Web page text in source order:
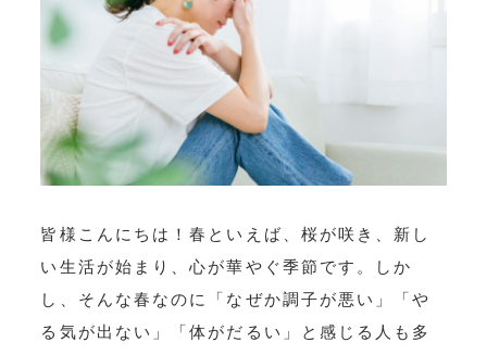
皆様こんにちは！春といえば、桜が咲き、新し
い生活が始まり、心が華やぐ季節です。しか
し、そんな春なのに「なぜか調子が悪い」「や
る気が出ない」「体がだるい」と感じる人も多